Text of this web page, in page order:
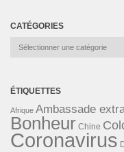
CATÉGORIES
Catégories
ÉTIQUETTES
Afrique Ambassade
Bonheur Chine
Coronavirus